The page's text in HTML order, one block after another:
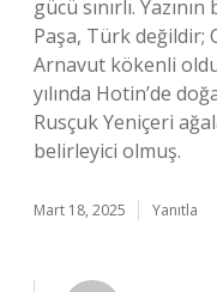
gücü sınırlı.
Paşa, Türk değildir;
Arnavut kökenli
yılında Hotin’de
Rusçuk Yeniçeri
belirleyici olmuş.
Mart 18, 2025 Yanıtla